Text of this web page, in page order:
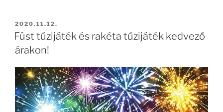
BEKÜLDVE:
2020.11.12.
Füst tűzijáték és rakéta tűzijáték kedvező
árakon!